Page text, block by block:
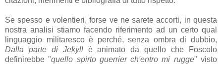
Se spesso e volentieri, forse ve ne sarete accorti, in questa
nostra analisi stiamo facendo riferimento ad un certo qual
linguaggio militaresco è perché, senza ombra di dubbio,
Dalla parte di Jekyllè animato da quello che Foscolo
definirebbe "quello spirto guerrier ch'entro mi rugge" visto